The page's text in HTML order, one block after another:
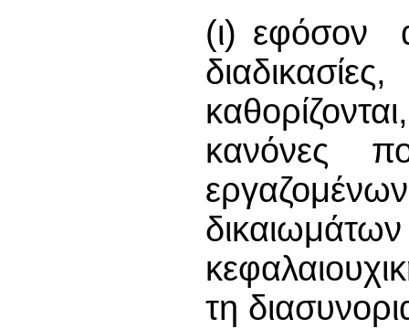
(ι) εφόσον
κανόνες
τη